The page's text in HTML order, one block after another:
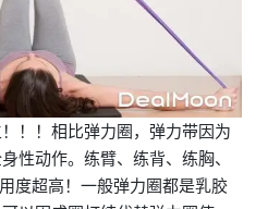
！！相比弹力圈，弹力带因为
性动作。练臂、练背、练胸、
度超高！一般弹力圈都是乳胶